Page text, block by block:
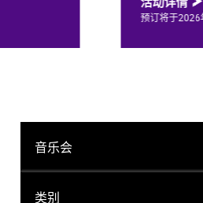
预订将于2026年8月20日16:30开放